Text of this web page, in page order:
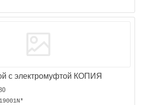
с электромуфтой КОПИЯ